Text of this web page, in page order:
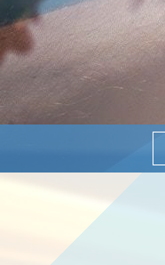
当院の治療
一般歯科
富歯会について
職員採用